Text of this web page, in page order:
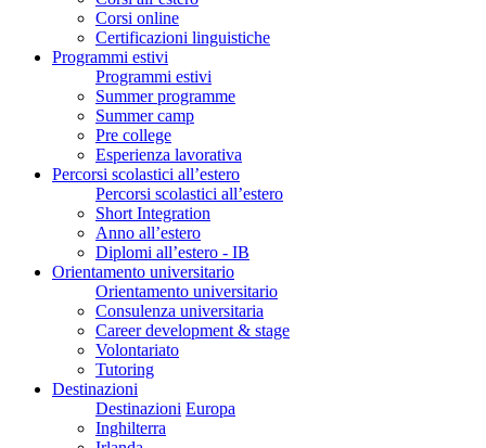
Corsi online
Certificazioni linguistiche
Programmi estivi
Programmi estivi
Summer programme
Summer camp
Pre college
Esperienza lavorativa
Percorsi scolastici all’estero
Percorsi scolastici all’estero
Short Integration
Anno all’estero
Diplomi all’estero - IB
Orientamento universitario
Orientamento universitario
Consulenza universitaria
Career development & stage
Volontariato
Tutoring
Destinazioni
Destinazioni Europa
Inghilterra